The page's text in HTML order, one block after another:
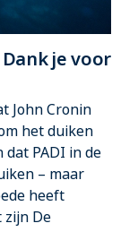
Dank je voor
John Cronin
het duiken
dat PADI in de
– maar
heeft
zijn De